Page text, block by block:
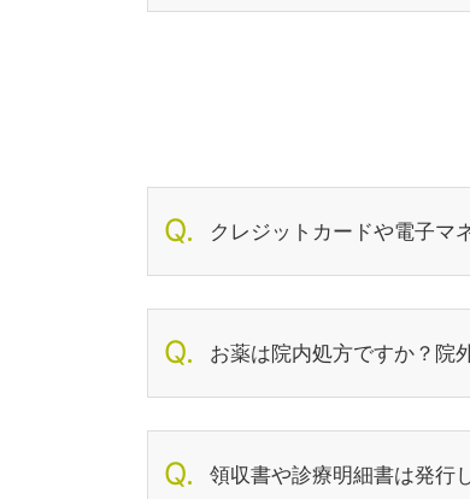
クレジットカードや電子マ
お薬は院内処方ですか？院
領収書や診療明細書は発行